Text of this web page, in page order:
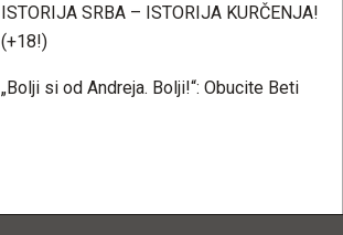
ISTORIJA SRBA – ISTORIJA KURČENJA!
(+18!)
„Bolji si od Andreja. Bolji!“: Obucite Beti